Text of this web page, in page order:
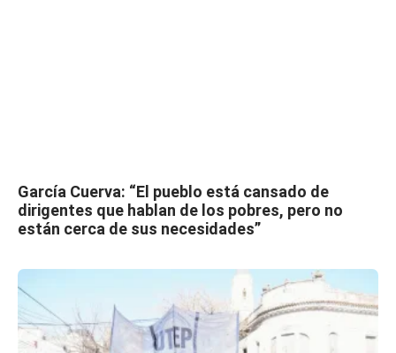
García Cuerva: “El pueblo está cansado de
dirigentes que hablan de los pobres, pero no
están cerca de sus necesidades”